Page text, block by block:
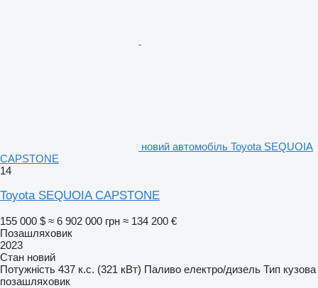
новий автомобіль Toyota SEQUOIA
CAPSTONE
14
Toyota SEQUOIA CAPSTONE
155 000 $ ≈ 6 902 000 грн ≈ 134 200 €
Позашляховик
2023
Стан новий
Потужність 437 к.с. (321 кВт) Паливо електро/дизель Тип кузова
позашляховик